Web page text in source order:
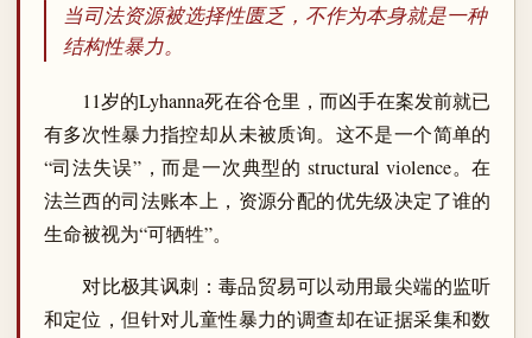
当司法资源被选择性匮乏，不作为本身就是一种
结构性暴力。
11岁的Lyhanna死在谷仓里，而凶手在案发前就已
有多次性暴力指控却从未被质询。这不是一个简单的
“司法失误”，而是一次典型的 structural violence。在
法兰西的司法账本上，资源分配的优先级决定了谁的
生命被视为“可牺牲”。
对比极其讽刺：毒品贸易可以动用最尖端的监听
和定位，但针对儿童性暴力的调查却在证据采集和数